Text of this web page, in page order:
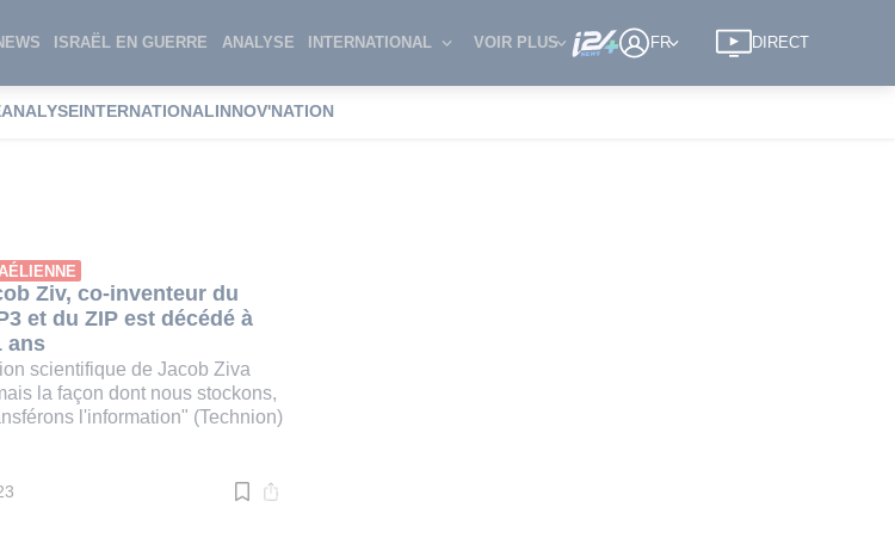
ISRAËL EN GUERRE ANALYSE INTERNATIONAL VOIR PLUS FR DIRECT
ANALYSEINTERNATIONALINNOV'NATION
Ziv, co-inventeur du
et du ZIP est décédé à
ans
scientifique de Jacob Ziva
la façon dont nous stockons,
l'information" (Technion)